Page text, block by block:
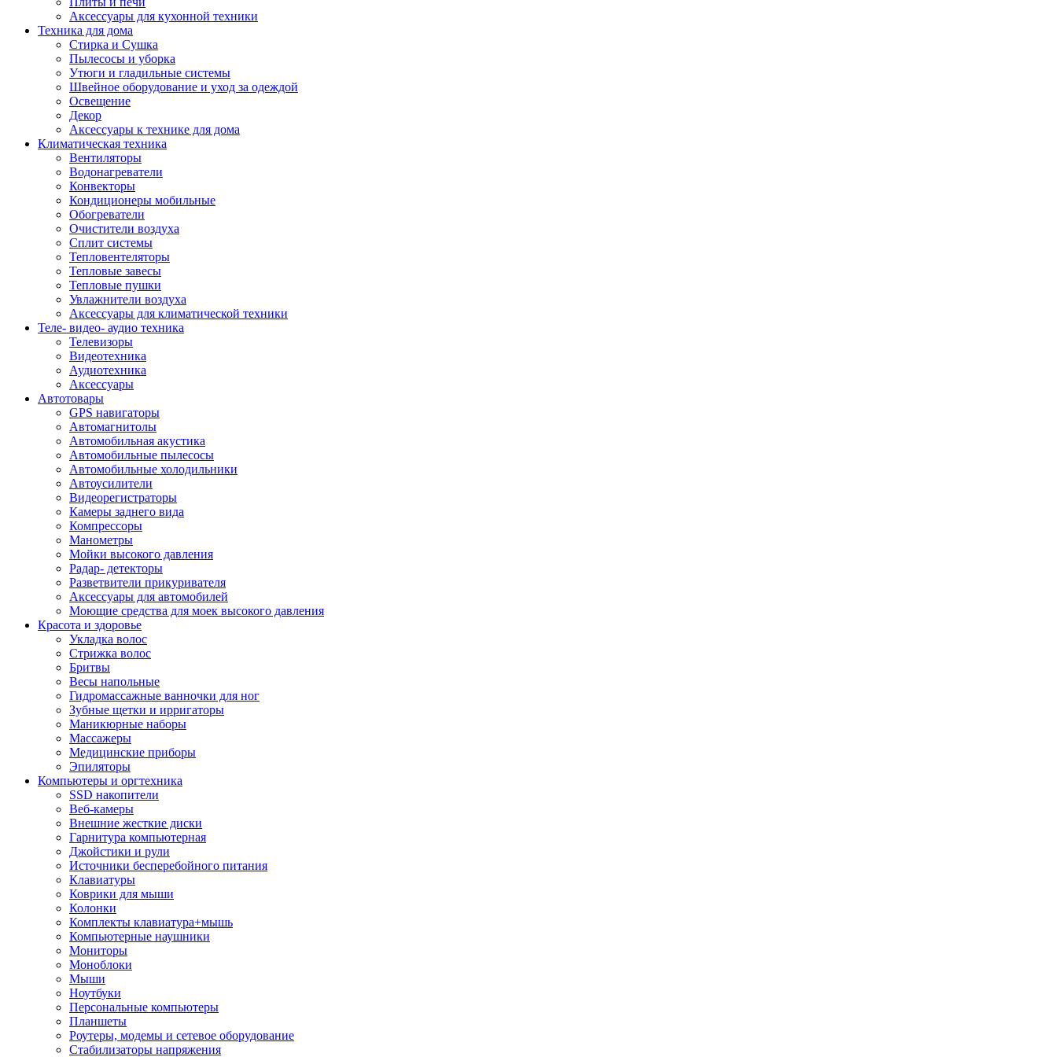
Аксессуары для кухонной техники
Техника для дома
Стирка и Сушка
Пылесосы и уборка
Утюги и гладильные системы
Швейное оборудование и уход за одеждой
Освещение
Декор
Аксессуары к технике для дома
Климатическая техника
Вентиляторы
Водонагреватели
Конвекторы
Кондиционеры мобильные
Обогреватели
Очистители воздуха
Сплит системы
Тепловентеляторы
Тепловые завесы
Тепловые пушки
Увлажнители воздуха
Аксессуары для климатической техники
Теле- видео- аудио техника
Телевизоры
Видеотехника
Аудиотехника
Аксессуары
Автотовары
GPS навигаторы
Автомагнитолы
Автомобильная акустика
Автомобильные пылесосы
Автомобильные холодильники
Автоусилители
Видеорегистраторы
Камеры заднего вида
Компрессоры
Манометры
Мойки высокого давления
Радар- детекторы
Разветвители прикуривателя
Аксессуары для автомобилей
Моющие средства для моек высокого давления
Красота и здоровье
Укладка волос
Стрижка волос
Бритвы
Весы напольные
Гидромассажные ванночки для ног
Зубные щетки и ирригаторы
Маникюрные наборы
Массажеры
Медицинские приборы
Эпиляторы
Компьютеры и оргтехника
SSD накопители
Веб-камеры
Внешние жесткие диски
Гарнитура компьютерная
Джойстики и рули
Источники бесперебойного питания
Клавиатуры
Коврики для мыши
Колонки
Комплекты клавиатура+мышь
Компьютерные наушники
Мониторы
Моноблоки
Мыши
Ноутбуки
Персональные компьютеры
Планшеты
Роутеры, модемы и сетевое оборудование
Стабилизаторы напряжения